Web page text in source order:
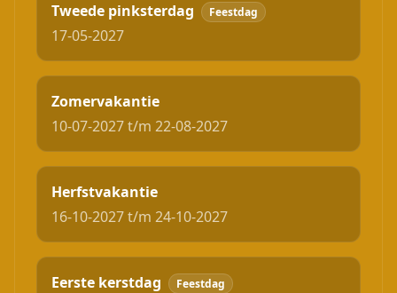
Tweede pinksterdag Feestdag
17-05-2027
Zomervakantie
10-07-2027 t/m 22-08-2027
Herfstvakantie
16-10-2027 t/m 24-10-2027
Eerste kerstdag Feestdag